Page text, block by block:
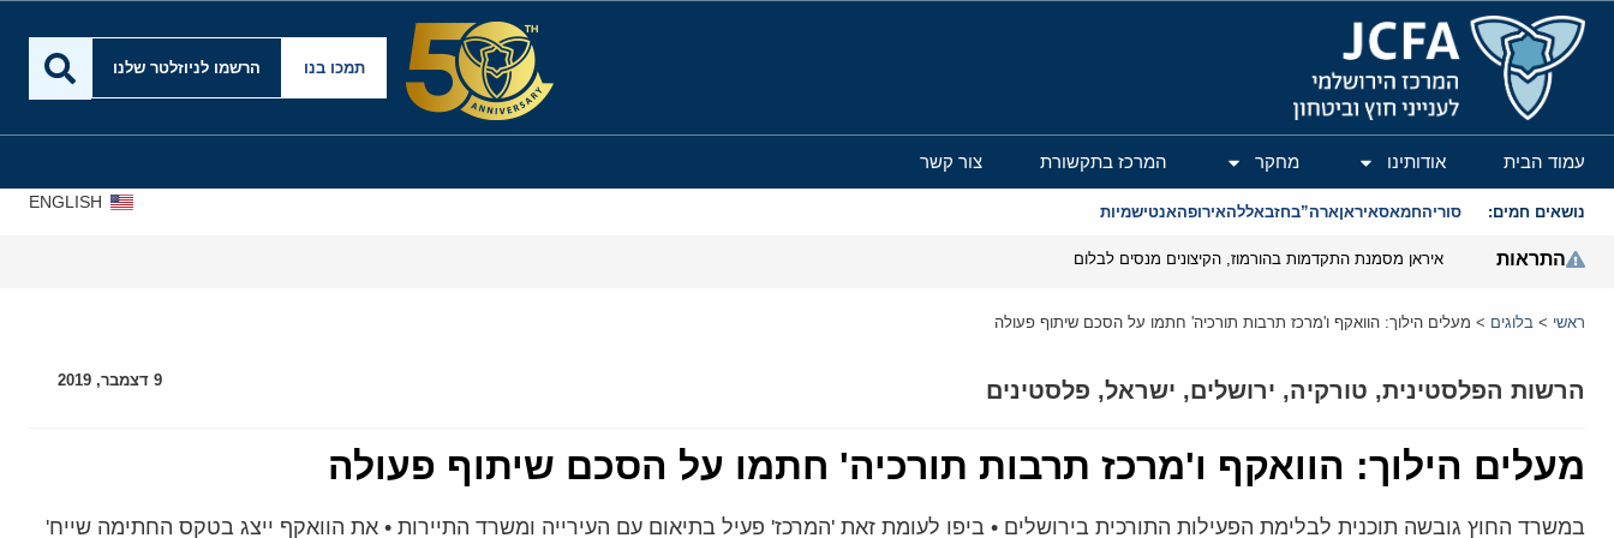
המרכז הירושלמי לענייני חוץ וביטחון
תמכו בנו הרשמו לניוזלטר שלנו
עמוד הבית אודותינו מחקר המרכז בתקשורת צור קשר
נושאים חמים: סוריהחמאסאיראןארה”בחזבאללהאירופהאנטישמיות
ENGLISH
התראות איראן מסמנת התקדמות בהורמוז, הקיצונים מנסים לבלום
ראשי > בלוגים > מעלים הילוך: הוואקף ו'מרכז תרבות תורכיה' חתמו על הסכם שיתוף פעולה
הרשות הפלסטינית, טורקיה, ירושלים, ישראל, פלסטינים 9 דצמבר, 2019
מעלים הילוך: הוואקף ו'מרכז תרבות תורכיה' חתמו על הסכם שיתוף פעולה
במשרד החוץ גובשה תוכנית לבלימת הפעילות התורכית בירושלים • ביפו לעומת זאת 'המרכז' פעיל בתיאום עם העירייה ומשרד התיירות • את הוואקף ייצג בטקס החתימה שייח'